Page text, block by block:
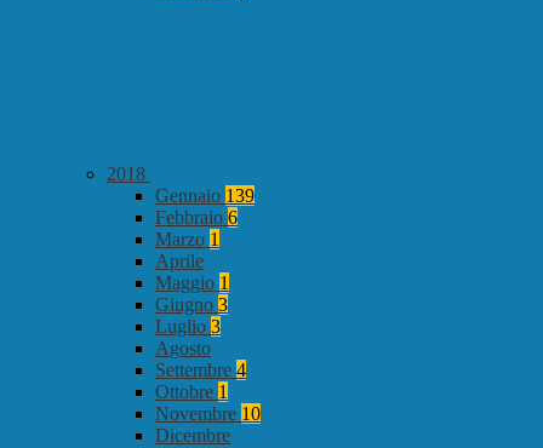
2018
Gennaio 139
Febbraio 6
Marzo 1
Aprile
Maggio 1
Giugno 3
Luglio 3
Agosto
Settembre 4
Ottobre 1
Novembre 10
Dicembre